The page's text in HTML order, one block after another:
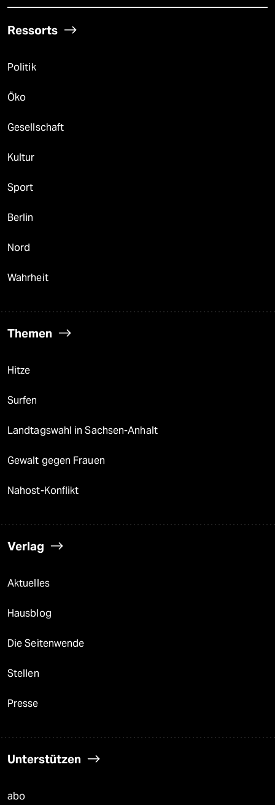
Ressorts
Politik
Öko
Gesellschaft
Kultur
Sport
Berlin
Nord
Wahrheit
Themen
Hitze
Surfen
Landtagswahl in Sachsen-Anhalt
Gewalt gegen Frauen
Nahost-Konflikt
Verlag
Aktuelles
Hausblog
Die Seitenwende
Stellen
Presse
Unterstützen
abo